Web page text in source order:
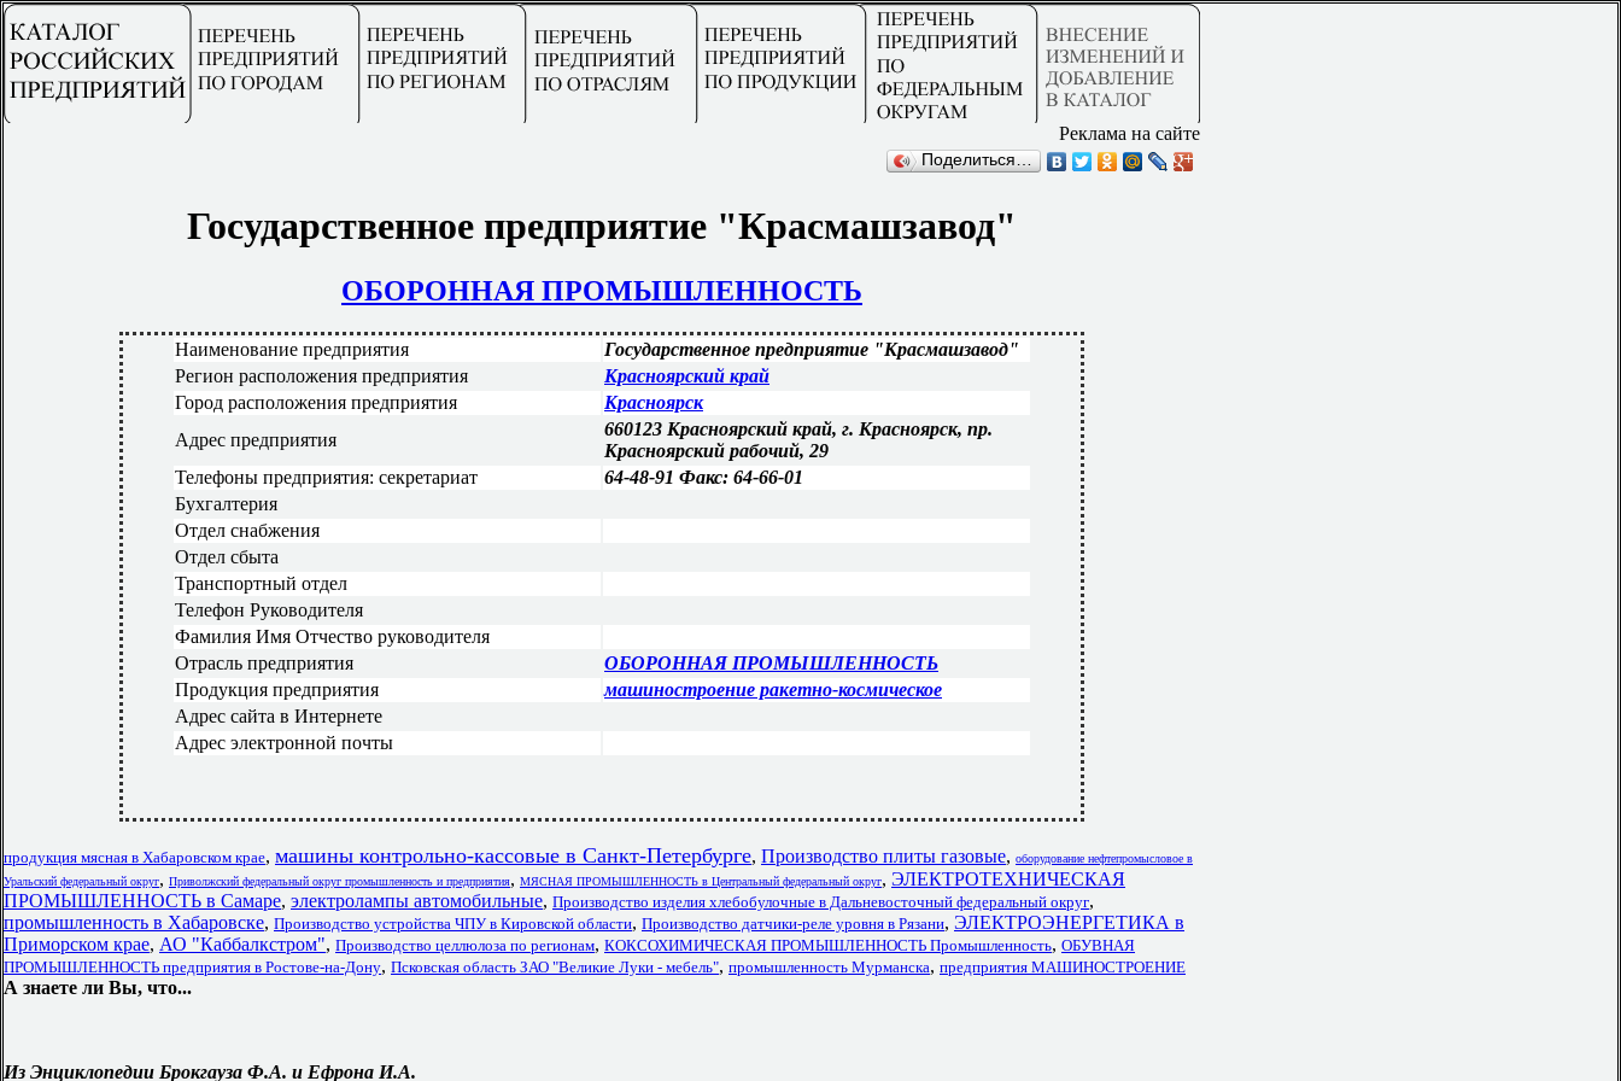
Реклама на сайте
Поделиться…
Государственное предприятие "Красмашзавод"
ОБОРОННАЯ ПРОМЫШЛЕННОСТЬ
Наименование предприятия
Государственное предприятие "Красмашзавод"
Регион расположения предприятия
Красноярский край
Город расположения предприятия
Красноярск
Адрес предприятия
660123 Красноярский край, г. Красноярск, пр.
Красноярский рабочий, 29
Телефоны предприятия: секретариат
64-48-91 Факс: 64-66-01
Бухгалтерия
Отдел снабжения
Отдел сбыта
Транспортный отдел
Телефон Руководителя
Фамилия Имя Отчество руководителя
Отрасль предприятия
ОБОРОННАЯ ПРОМЫШЛЕННОСТЬ
Продукция предприятия
машиностроение ракетно-космическое
Адрес сайта в Интернете
Адрес электронной почты
продукция мясная в Хабаровском крае, машины контрольно-кассовые в Санкт-Петербурге, Производство плиты газовые, оборудование нефтепромысловое в
Уральский федеральный округ, Приволжский федеральный округ промышленность и предприятия, МЯСНАЯ ПРОМЫШЛЕННОСТЬ в Центральный федеральный округ, ЭЛЕКТРОТЕХНИЧЕСКАЯ
ПРОМЫШЛЕННОСТЬ в Самаре, электролампы автомобильные, Производство изделия хлебобулочные в Дальневосточный федеральный округ,
промышленность в Хабаровске, Производство устройства ЧПУ в Кировской области, Производство датчики-реле уровня в Рязани, ЭЛЕКТРОЭНЕРГЕТИКА в
Приморском крае, АО "Каббалкстром", Производство целлюлоза по регионам, КОКСОХИМИЧЕСКАЯ ПРОМЫШЛЕННОСТЬ Промышленность, ОБУВНАЯ
ПРОМЫШЛЕННОСТЬ предприятия в Ростове-на-Дону, Псковская область ЗАО "Великие Луки - мебель", промышленность Мурманска, предприятия МАШИНОСТРОЕНИЕ
А знаете ли Вы, что...
Из Энциклопедии Брокгауза Ф.А. и Ефрона И.А.